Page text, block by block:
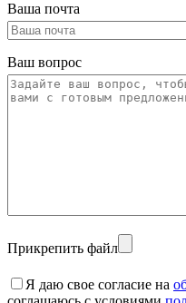
Ваша почта
Ваш вопрос
Прикрепить файл
Я даю свое согласие на